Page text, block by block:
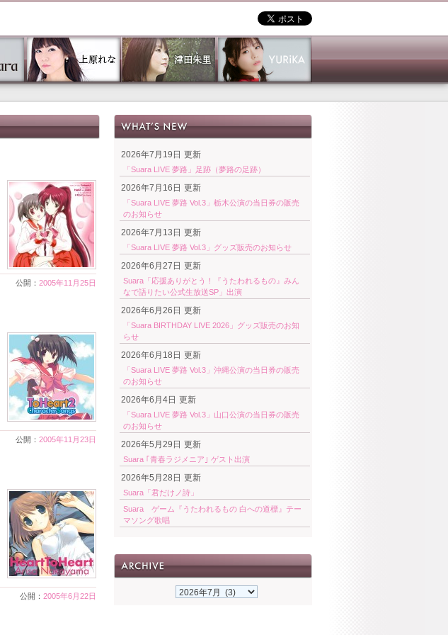
公開： 2005年11月25日
公開： 2005年11月23日
公開： 2005年6月22日
2026年7月19日 更新
「Suara LIVE 夢路」足跡（夢路の足跡）
2026年7月16日 更新
「Suara LIVE 夢路 Vol.3」栃木公演の当日券の販売
のお知らせ
2026年7月13日 更新
「Suara LIVE 夢路 Vol.3」グッズ販売のお知らせ
2026年6月27日 更新
Suara「応援ありがとう！『うたわれるもの』みん
なで語りたい公式生放送SP」出演
2026年6月26日 更新
「Suara BIRTHDAY LIVE 2026」グッズ販売のお知
らせ
2026年6月18日 更新
「Suara LIVE 夢路 Vol.3」沖縄公演の当日券の販売
のお知らせ
2026年6月4日 更新
「Suara LIVE 夢路 Vol.3」山口公演の当日券の販売
のお知らせ
2026年5月29日 更新
Suara ｢青春ラジメニア｣ ゲスト出演
2026年5月28日 更新
Suara「君だけノ詩」
Suara ゲーム『うたわれるもの 白への道標』テー
マソング歌唱